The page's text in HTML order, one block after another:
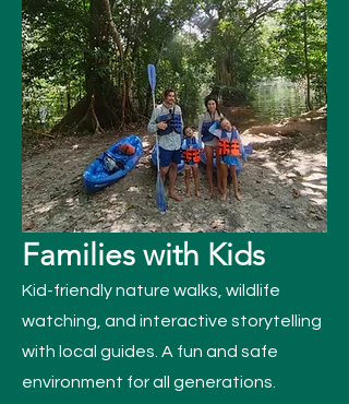
Families with Kids
Kid-friendly nature walks, wildlife
watching, and interactive storytelling
with local guides. A fun and safe
environment for all generations.